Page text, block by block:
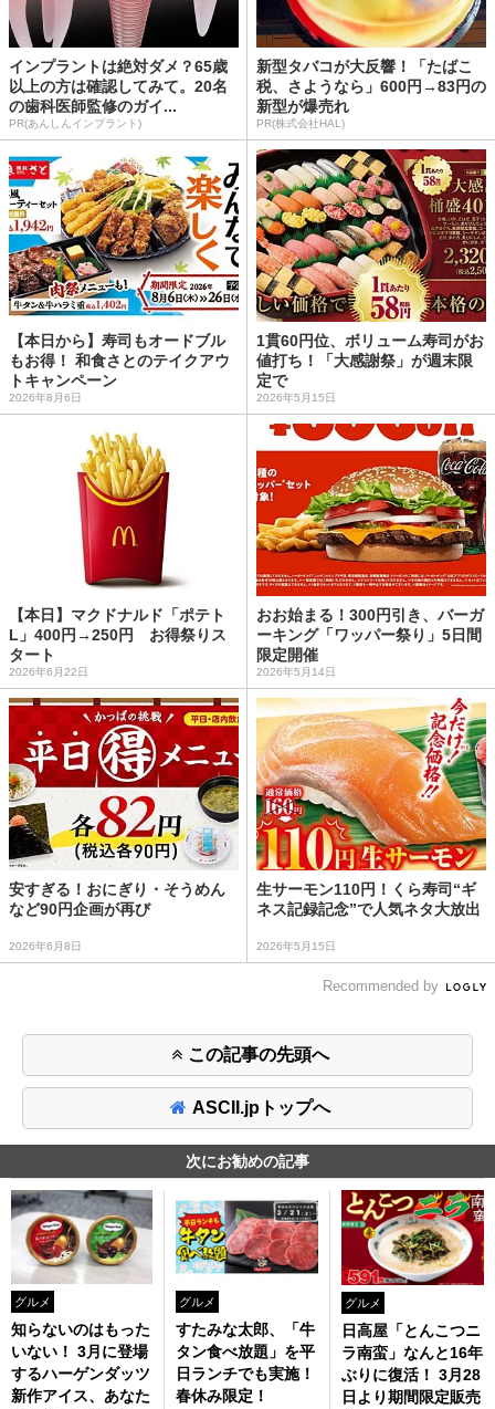
インプラントは絶対ダメ？65歳
以上の方は確認してみて。20名
の歯科医師監修のガイ...
PR(あんしんインプラント)
新型タバコが大反響！「たばこ
税、さようなら」600円→83円の
新型が爆売れ
PR(株式会社HAL)
【本日から】寿司もオードブル
もお得！ 和食さとのテイクアウ
トキャンペーン
2026年8月6日
1貫60円位、ボリューム寿司がお
値打ち！「大感謝祭」が週末限
定で
2026年5月15日
【本日】マクドナルド「ポテト
L」400円→250円 お得祭りス
タート
2026年6月22日
おお始まる！300円引き、バーガ
ーキング「ワッパー祭り」5日間
限定開催
2026年5月14日
安すぎる！おにぎり・そうめん
など90円企画が再び
2026年6月8日
生サーモン110円！くら寿司“ギ
ネス記録記念”で人気ネタ大放出
2026年5月15日
Recommended by
この記事の先頭へ
ASCII.jpトップへ
次にお勧めの記事
グルメ
知らないのはもった
いない！ 3月に登場
するハーゲンダッツ
新作アイス、あなた
グルメ
すたみな太郎、「牛
タン食べ放題」を平
日ランチでも実施！
春休み限定！
グルメ
日高屋「とんこつニ
ラ南蛮」なんと16年
ぶりに復活！ 3月28
日より期間限定販売